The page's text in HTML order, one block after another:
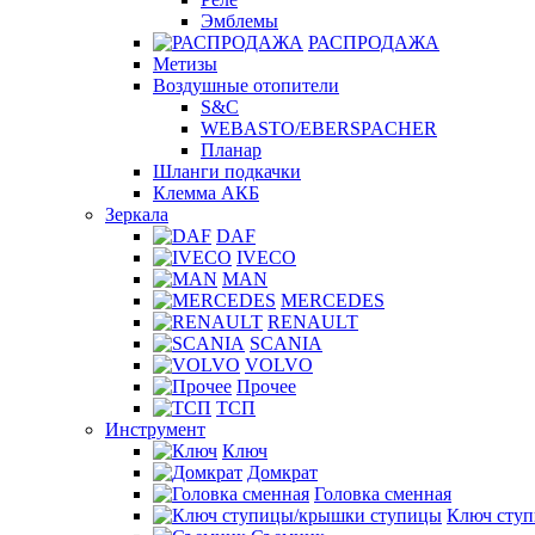
Эмблемы
РАСПРОДАЖА
Метизы
Воздушные отопители
S&C
WEBASTO/EBERSPACHER
Планар
Шланги подкачки
Клемма АКБ
Зеркала
DAF
IVECO
MAN
MERCEDES
RENAULT
SCANIA
VOLVO
Прочее
ТСП
Инструмент
Ключ
Домкрат
Головка сменная
Ключ